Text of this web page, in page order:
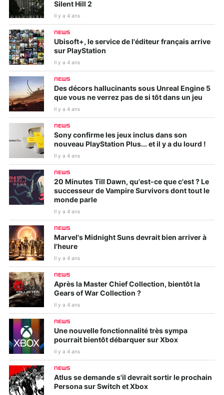
Silent Hill 2
Il y a 4 ans
NEWS
Ubisoft+, le service de l'éditeur français arrive
sur PlayStation
Il y a 4 ans
NEWS
Des décors hallucinants sous Unreal Engine 5
que vous ne verrez pas de si tôt dans un jeu
Il y a 4 ans
NEWS
Sony confirme les jeux inclus dans son
nouveau PlayStation Plus... et il y a du lourd !
Il y a 4 ans
NEWS
20 Minutes Till Dawn, qu'est-ce que c'est ? Le
successeur de Vampire Survivors dont tout le
monde parle
Il y a 4 ans
NEWS
Marvel's Midnight Suns devrait bien arriver à
l'heure
Il y a 4 ans
NEWS
Après la Master Chief Collection, bientôt la
Gears of War Collection ?
Il y a 4 ans
NEWS
Une nouvelle fonctionnalité très sympa
pourrait bientôt débarquer sur Xbox
Il y a 4 ans
NEWS
Atlus se demande s'il devrait sortir le prochain
Persona sur Switch et Xbox